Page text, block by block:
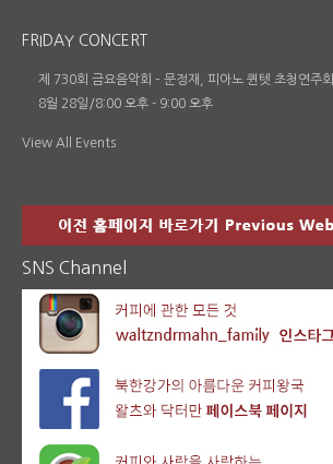
FRIDAY CONCERT
제 730회 금요음악회 – 문정재, 피아노 퀸텟 초청연주회
8월 28일/8:00 오후 - 9:00 오후
View All Events
SNS Channel